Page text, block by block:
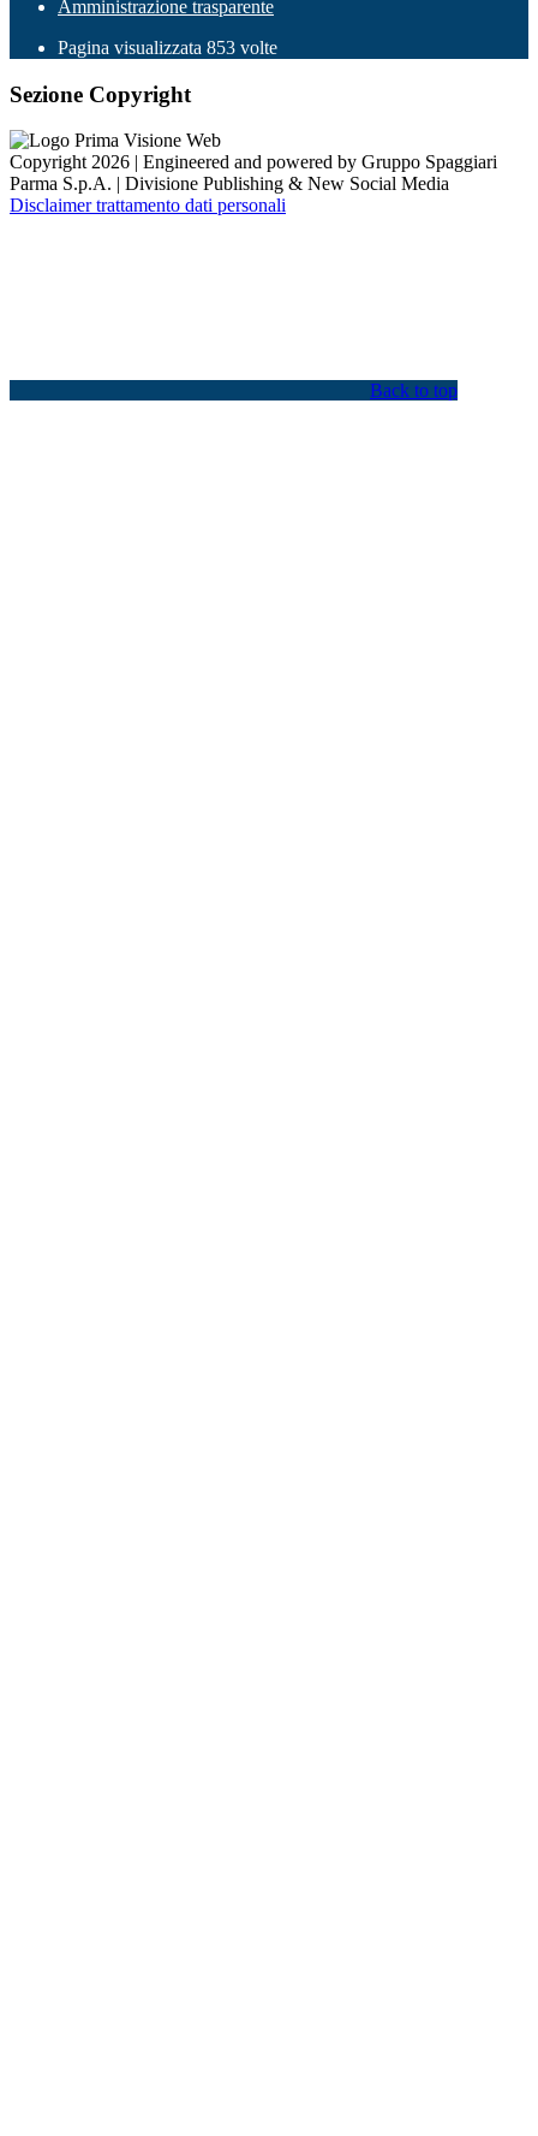
Amministrazione trasparente
Pagina visualizzata 853 volte
Sezione Copyright
Copyright 2026 | Engineered and powered by Gruppo Spaggiari
Parma S.p.A. | Divisione Publishing & New Social Media
Disclaimer trattamento dati personali
Back to top